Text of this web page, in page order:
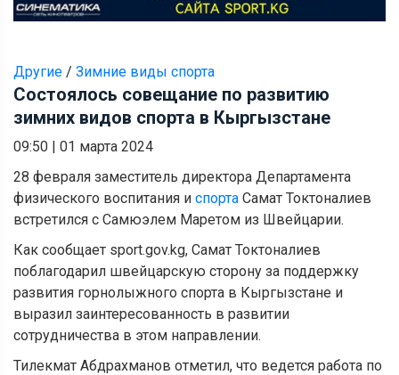
Другие / Зимние виды спорта
Состоялось совещание по развитию
зимних видов спорта в Кыргызстане
09:50 | 01 марта 2024
28 февраля заместитель директора Департамента
физического воспитания и спорта Самат Токтоналиев
встретился с Самюэлем Маретом из Швейцарии.
Как сообщает sport.gov.kg, Самат Токтоналиев
поблагодарил швейцарскую сторону за поддержку
развития горнолыжного спорта в Кыргызстане и
выразил заинтересованность в развитии
сотрудничества в этом направлении.
Тилекмат Абдрахманов отметил, что ведется работа по